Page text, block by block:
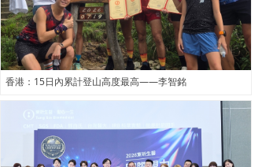
香港：15日內累計登山高度最高——李智銘